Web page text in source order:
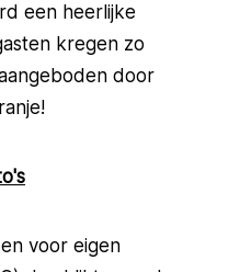
een heerlijke
kregen zo
door
voor eigen